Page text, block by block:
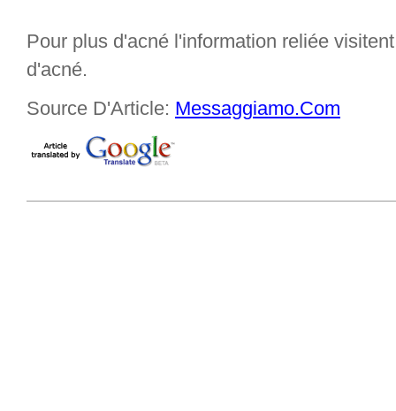
Pour plus d'acné l'information reliée
d'acné.
Source D'Article: Messaggiamo.Com